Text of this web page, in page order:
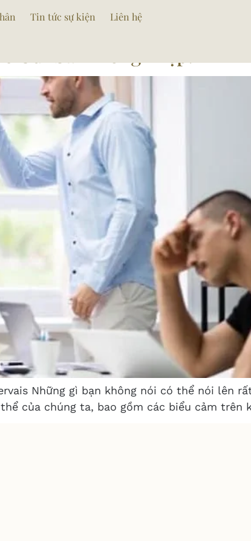
Tin tức sự kiện
Liên hệ
Những gì bạn không nói có thể nói lên
của chúng ta, bao gồm các biểu cảm